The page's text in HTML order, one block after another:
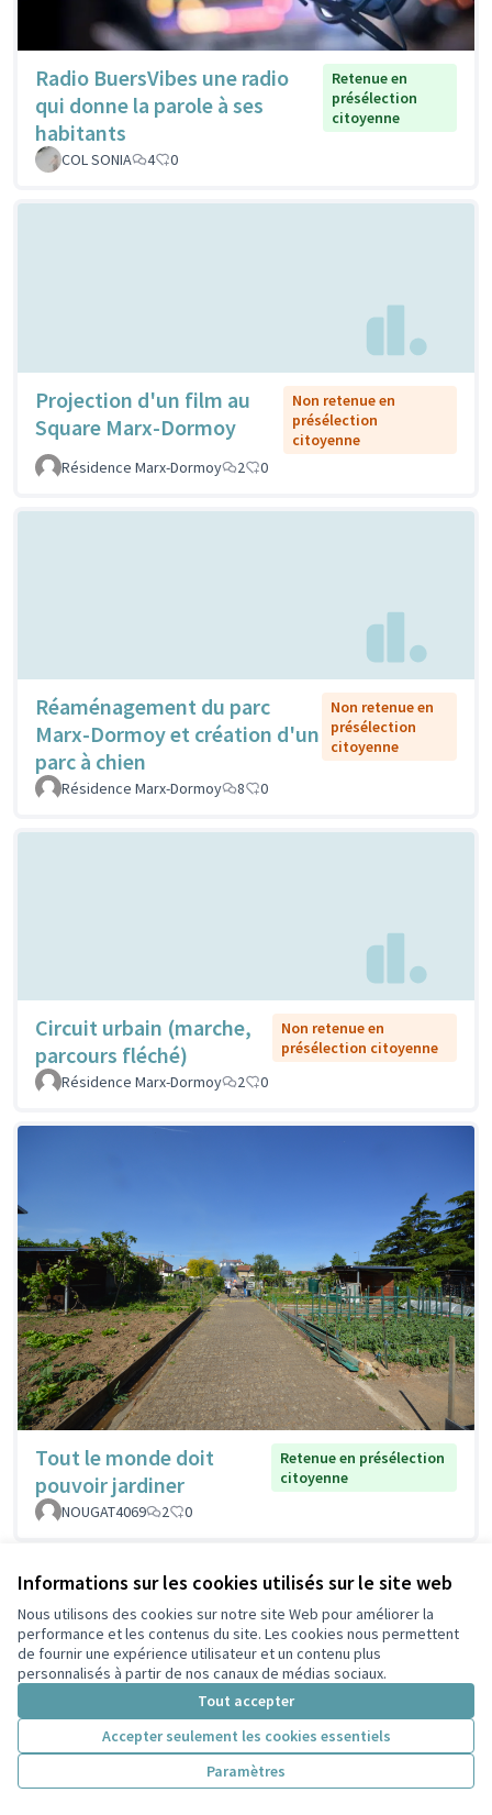
Informations sur les cookies utilisés sur le site web
Nous utilisons des cookies sur notre site Web pour améliorer la
performance et les contenus du site. Les cookies nous permettent
de fournir une expérience utilisateur et un contenu plus
personnalisés à partir de nos canaux de médias sociaux.
Tout accepter
Accepter seulement les cookies essentiels
Paramètres
Radio BuersVibes une radio
qui donne la parole à ses
habitants
Retenue en
présélection
citoyenne
COL SONIA 4 0
Projection d'un film au
Square Marx-Dormoy
Non retenue en
présélection
citoyenne
Résidence Marx-Dormoy
2 0
Réaménagement du parc
Marx-Dormoy et création d'un
parc à chien
Non retenue en
présélection
citoyenne
Résidence Marx-Dormoy 8 0
Circuit urbain (marche,
parcours fléché)
Non retenue en
présélection citoyenne
Résidence Marx-Dormoy
2 0
Tout le monde doit
pouvoir jardiner
Retenue en présélection
citoyenne
NOUGAT4069
2 0